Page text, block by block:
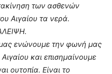
των ασθενών
Αιγαίου τα νερά.
ενώνουμε την φωνή μας
και επισημαίνουμε
ουτοπία. Είναι το